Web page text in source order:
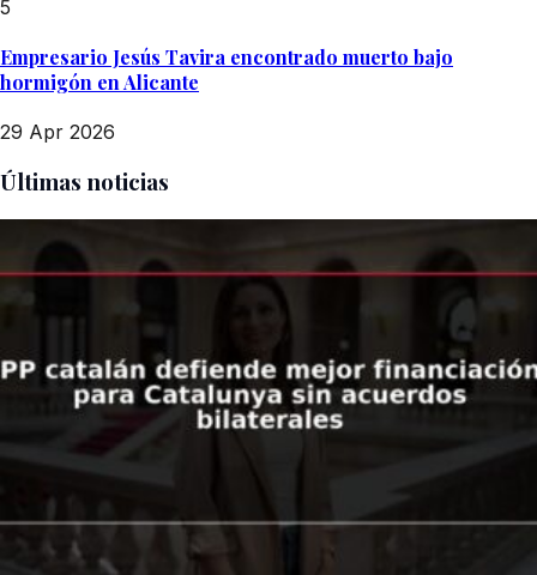
5
Empresario Jesús Tavira encontrado muerto bajo
hormigón en Alicante
29 Apr 2026
Últimas noticias